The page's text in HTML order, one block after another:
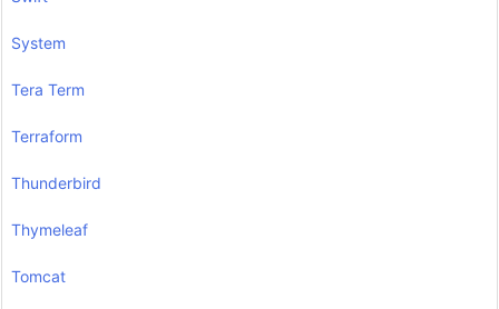
System
Tera Term
Terraform
Thunderbird
Thymeleaf
Tomcat